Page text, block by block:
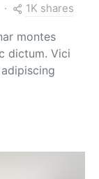
1K shares
montes
dictum. Vici